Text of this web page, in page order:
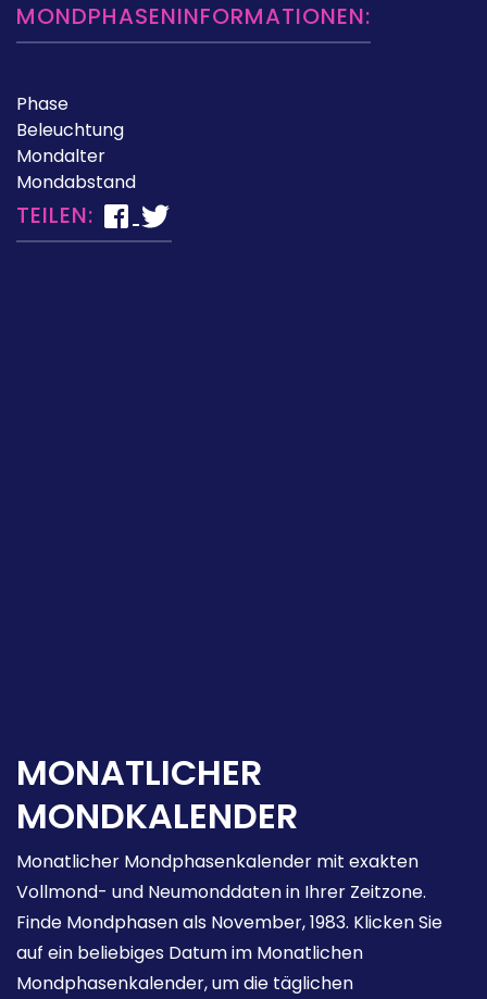
MONDPHASENINFORMATIONEN:
Phase
Beleuchtung
Mondalter
Mondabstand
TEILEN:
MONATLICHER
MONDKALENDER
Monatlicher Mondphasenkalender mit exakten
Vollmond- und Neumonddaten in Ihrer Zeitzone.
Finde Mondphasen als November, 1983. Klicken Sie
auf ein beliebiges Datum im Monatlichen
Mondphasenkalender, um die täglichen